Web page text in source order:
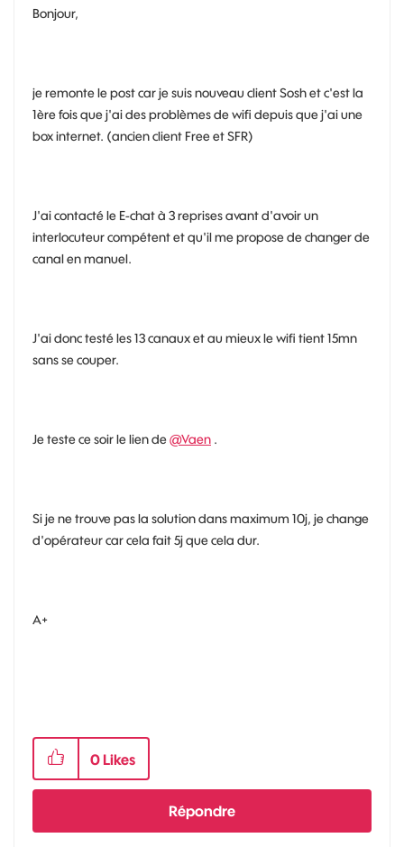
Bonjour,
je remonte le post car je suis nouveau client Sosh et c'est la
1ère fois que j'ai des problèmes de wifi depuis que j'ai une
box internet. (ancien client Free et SFR)
J'ai contacté le E-chat à 3 reprises avant d'avoir un
interlocuteur compétent et qu'il me propose de changer de
canal en manuel.
J'ai donc testé les 13 canaux et au mieux le wifi tient 15mn
sans se couper.
Je teste ce soir le lien de@Vaen .
Si je ne trouve pas la solution dans maximum 10j, je change
d'opérateur car cela fait 5j que cela dur.
A+
0 Likes
Répondre